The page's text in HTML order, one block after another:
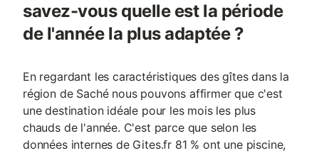
savez-vous quelle est la période
de l'année la plus adaptée ?
En regardant les caractéristiques des gîtes dans la
région de Saché nous pouvons affirmer que c'est
une destination idéale pour les mois les plus
chauds de l'année. C'est parce que selon les
données internes de Gites.fr 81 % ont une piscine,